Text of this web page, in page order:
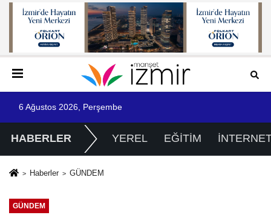
6 Ağustos 2026, Perşembe
HABERLER YEREL EĞİTİM
Haberler GÜNDEM
GÜNDEM